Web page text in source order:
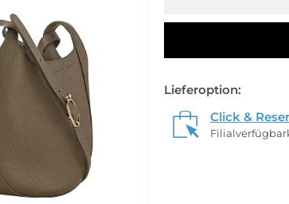
Lieferoption:
Click &